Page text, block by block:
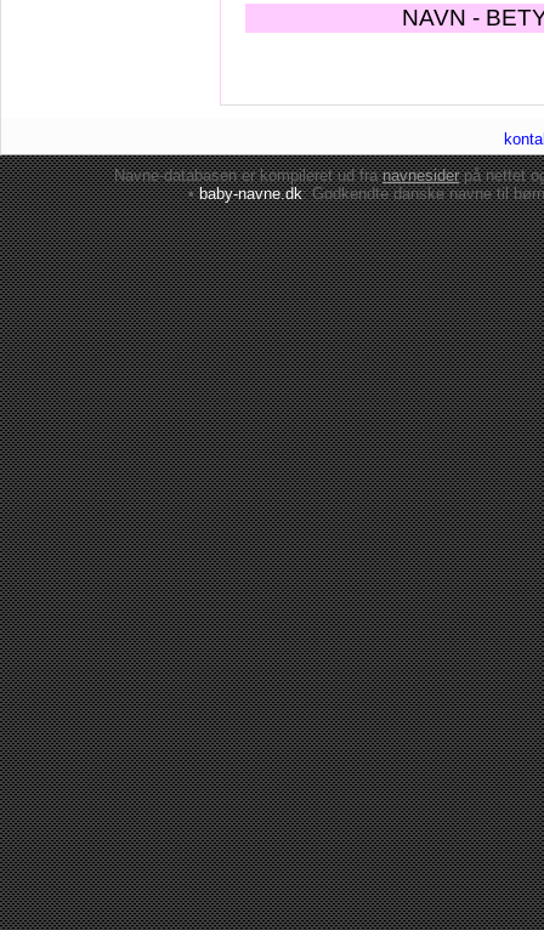
NAVN -
Navne-databasen er kompileret ud franavnesiderpå nettet
•baby-navne.dk: Godkendte danskenavne til børn